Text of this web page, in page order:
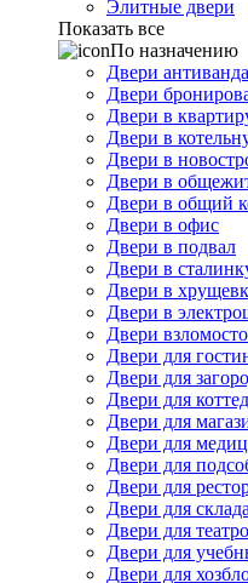
Элитные двери
Показать все
По назначению
Двери
Двери
Двери в
Двери в
Двери в
Двери в
Двери в общий
Двери в офис
Двери в подвал
Двери в
Двери в
Двери в
Двери
Двери для
Двери для
Двери для
Двери для
Двери для
Двери для
Двери для
Двери для склада
Двери для
Двери для
Двери для